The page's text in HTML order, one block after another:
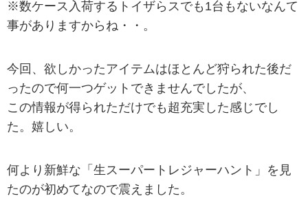
※数ケース入荷するトイザらスでも1台もないなんて
事がありますからね・・。
今回、欲しかったアイテムはほとんど狩られた後だ
ったので何一つゲットできませんでしたが、
この情報が得られただけでも超充実した感じでし
た。嬉しい。
何より新鮮な「生スーパートレジャーハント」を見
たのが初めてなので震えました。